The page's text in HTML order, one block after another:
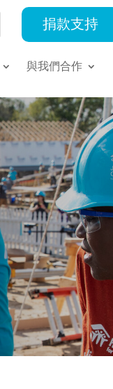
捐款支持
與我們合作